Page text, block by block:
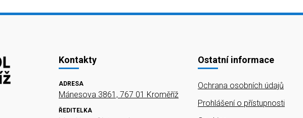
Kontakty
ADRESA
Mánesova 3861, 767 01 Kroměříž
ŘEDITELKA
Ostatní informace
Ochrana osobních údajů
Prohlášení o přístupnosti